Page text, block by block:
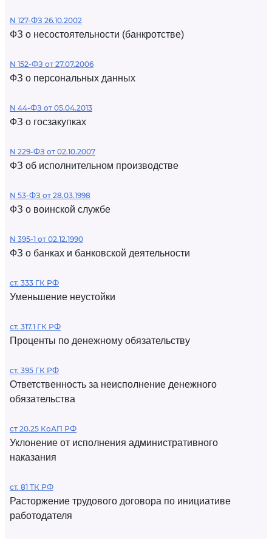
N 127-ФЗ 26.10.2002
ФЗ о несостоятельности (банкротстве)
N 152-ФЗ от 27.07.2006
ФЗ о персональных данных
N 44-ФЗ от 05.04.2013
ФЗ о госзакупках
N 229-ФЗ от 02.10.2007
ФЗ об исполнительном производстве
N 53-ФЗ от 28.03.1998
ФЗ о воинской службе
N 395-1 от 02.12.1990
ФЗ о банках и банковской деятельности
ст. 333 ГК РФ
Уменьшение неустойки
ст. 317.1 ГК РФ
Проценты по денежному обязательству
ст. 395 ГК РФ
Ответственность за неисполнение денежного
обязательства
ст 20.25 КоАП РФ
Уклонение от исполнения административного
наказания
ст. 81 ТК РФ
Расторжение трудового договора по инициативе
работодателя